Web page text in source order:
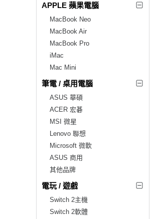
APPLE 蘋果電腦
MacBook Neo
MacBook Air
MacBook Pro
iMac
Mac Mini
筆電 / 桌用電腦
ASUS 華碩
ACER 宏碁
MSI 微星
Lenovo 聯想
Microsoft 微軟
ASUS 商用
其他品牌
電玩 / 遊戲
Switch 2主機
Switch 2軟體